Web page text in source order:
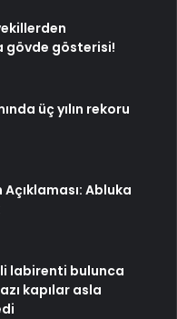
gövde gösterisi!
üç yılın rekoru
Abluka
labirenti bulunca
kapılar asla